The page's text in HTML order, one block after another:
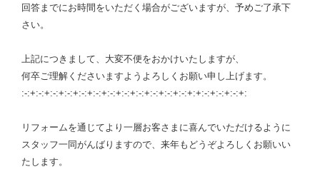
回答までにお時間をいただく場合がございますが、予めご了承下
さい。
上記につきまして、大変不便をおかけいたしますが、
何卒ご理解くださいますようよろしくお願い申し上げます。
:-:+:-:+:-:+:-:+:-:+:-:+:-:+:-:+:-:+:-:+:-:+:-:+:+:-:+:-:+:-:+:
リフォームを通じてより一層お客さまに喜んでいただけるように
スタッフ一同がんばりますので、来年もどうぞよろしくお願いい
たします。